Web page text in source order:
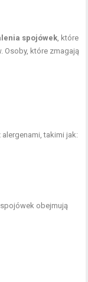
spojówek, które
Osoby, które zmagają
takimi jak:
obejmują